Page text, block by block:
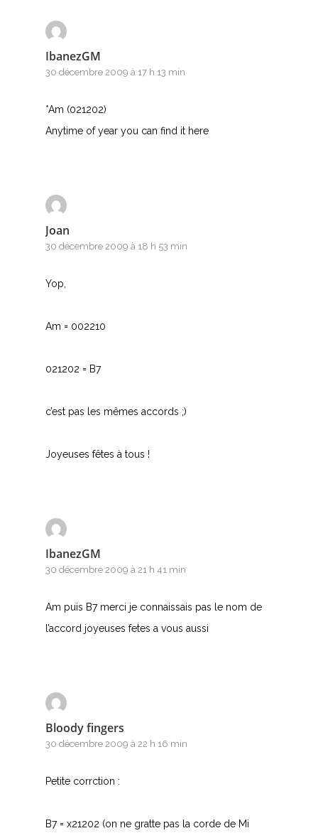
IbanezGM
30 décembre 2009 à 17 h 13 min
*Am (021202)
Anytime of year you can find it here
Joan
30 décembre 2009 à 18 h 53 min
Yop,
Am = 002210
021202 = B7
c’est pas les mêmes accords ;)
Joyeuses fêtes à tous !
IbanezGM
30 décembre 2009 à 21 h 41 min
Am puis B7 merci je connaissais pas le nom de
l’accord joyeuses fetes a vous aussi
Bloody fingers
30 décembre 2009 à 22 h 16 min
Petite corrction :
B7 = x21202 (on ne gratte pas la corde de Mi